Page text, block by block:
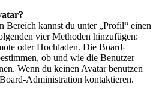
Bereich kannst du unter „Profil“ einen
vier Methoden hinzufügen:
oder Hochladen. Die Board-
ob und wie die Benutzer
Wenn du keinen Avatar benutzen
Administration kontaktieren.